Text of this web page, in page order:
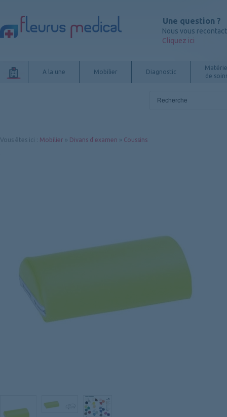
Une question ?
Nous vous
Cliquez ici
A la une Mobilier Diagnostic
de
Vous êtes ici Mobilier » Divans d'examen » Coussins